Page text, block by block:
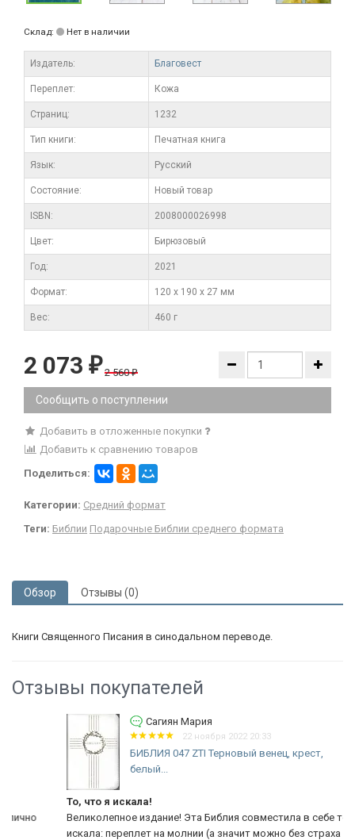
Склад: Нет в наличии
Издатель: Благовест
Переплет: Кожа
Cтраниц: 1232
Тип книги: Печатная книга
Язык: Русский
Состояние: Новый товар
ISBN: 2008000026998
Цвет: Бирюзовый
Год: 2021
Формат: 120 x 190 x 27 мм
Вес: 460 г
2 073 ₽ 2 560₽
Сообщить о поступлении
Добавить в отложенные покупки
Добавить к сравнению товаров
Поделиться:
Категории: Средний формат
Теги: Библии Подарочные Библии среднего формата
Обзор Отзывы (0)
Книги Священного Писания в синодальном переводе.
Отзывы покупателей
Сагиян Мария
22 ноября 2022 20:33
БИБЛИЯ 047 ZTI Терновый венец, крест,
То, что я искала!
Великолепное издание! Эта Библия совместила в себе то, что я
искала: переплет на молнии (а значит можно без страха класть